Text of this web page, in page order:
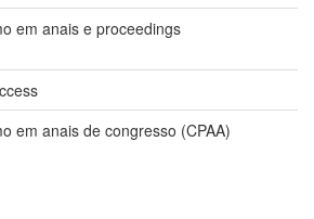
em anais e proceedings
em anais de congresso (CPAA)